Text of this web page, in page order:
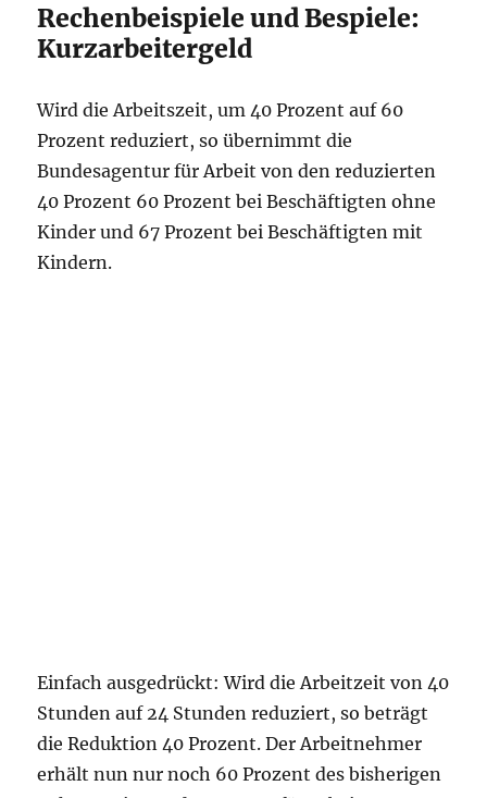
Rechenbeispiele und Bespiele:
Kurzarbeitergeld
Wird die Arbeitszeit, um 40 Prozent auf 60
Prozent reduziert, so übernimmt die
Bundesagentur für Arbeit von den reduzierten
40 Prozent 60 Prozent bei Beschäftigten ohne
Kinder und 67 Prozent bei Beschäftigten mit
Kindern.
Einfach ausgedrückt: Wird die Arbeitzeit von 40
Stunden auf 24 Stunden reduziert, so beträgt
die Reduktion 40 Prozent. Der Arbeitnehmer
erhält nun nur noch 60 Prozent des bisherigen